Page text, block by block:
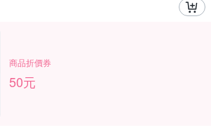
商品折價券
50元